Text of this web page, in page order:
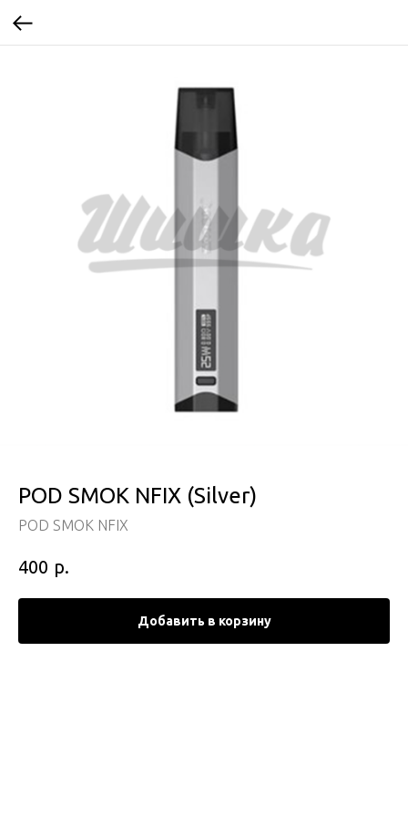
POD SMOK NFIX (Silver)
POD SMOK NFIX
400 р.
Добавить в корзину